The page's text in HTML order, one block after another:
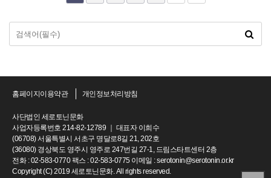
홈페이지이용약관 개인정보처리방침
사단법인 세로토닌문화
사업자등록번호 214-82-12789 ｜ 대표자 이희수
(06708) 서울특별시 서초구 명달로8길 21, 202호
(36080) 경상북도 영주시 영주로 247번길 27-1, 드림스타트센터 2층
전화 : 02-583-0770 팩스 : 02-583-0775 이메일 : serotonin@serotonin.or.kr
Copyright (C) 2019 세로토닌문화. All rights reserved.